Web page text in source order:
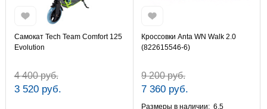
Самокат Tech Team Comfort 125
Evolution
4 400 руб.
3 520 руб.
Кроссовки Anta WN Walk 2.0
(822615546-6)
9 200 руб.
7 360 руб.
Размеры в наличии: 6,5